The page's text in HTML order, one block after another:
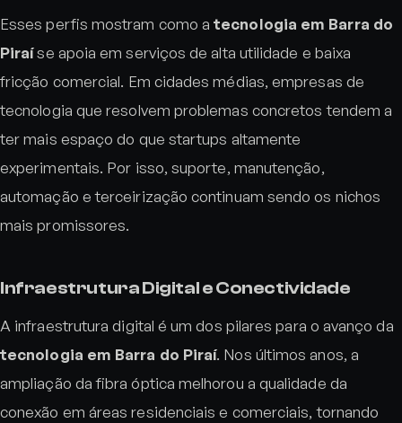
Esses perfis mostram como atecnologia em Barra do
Piraíse apoia em serviços de alta utilidade e baixa
fricção comercial. Em cidades médias, empresas de
tecnologia que resolvem problemas concretos tendem a
ter mais espaço do que startups altamente
experimentais. Por isso, suporte, manutenção,
automação e terceirização continuam sendo os nichos
mais promissores.
Infraestrutura Digital e Conectividade
A infraestrutura digital é um dos pilares para o avanço da
tecnologia em Barra do Piraí. Nos últimos anos, a
ampliação da fibra óptica melhorou a qualidade da
conexão em áreas residenciais e comerciais, tornando